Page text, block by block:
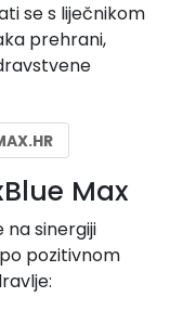
se s liječnikom
prehrani,
Max
na sinergiji
pozitivnom